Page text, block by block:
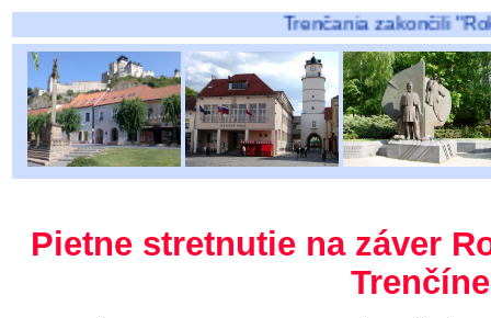
Trenčania zakončili "Rok Ľudovíta
Pietne stretnutie na záver
Trenčíne